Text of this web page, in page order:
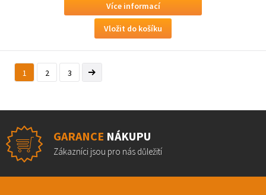
Více informací
1 2 3
GARANCE NÁKUPU
Zákazníci jsou pro nás důležití